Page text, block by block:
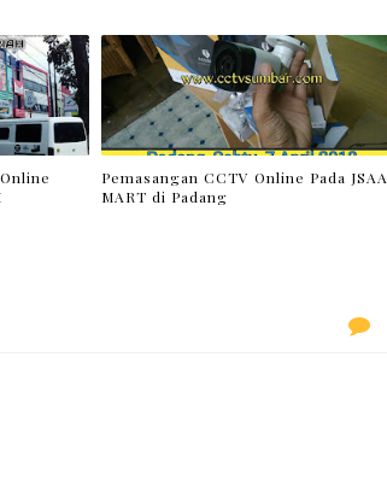
Pemasangan CCTV Online Pada JSAA
MART di Padang